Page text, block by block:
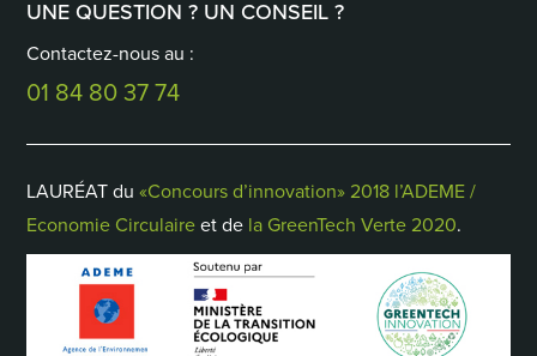
UNE QUESTION ? UN CONSEIL ?
Contactez-nous au :
01 84 80 37 74
LAURÉAT du«Concours d’innovation» 2018 l’ADEME /
Economie Circulaireet de la GreenTech Verte 2020.